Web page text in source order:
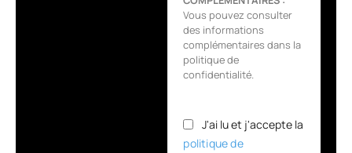
Vous pouvez consulter
des informations
complémentaires dans la
politique de
confidentialité.
J'ai lu et j'accepte la
politique de